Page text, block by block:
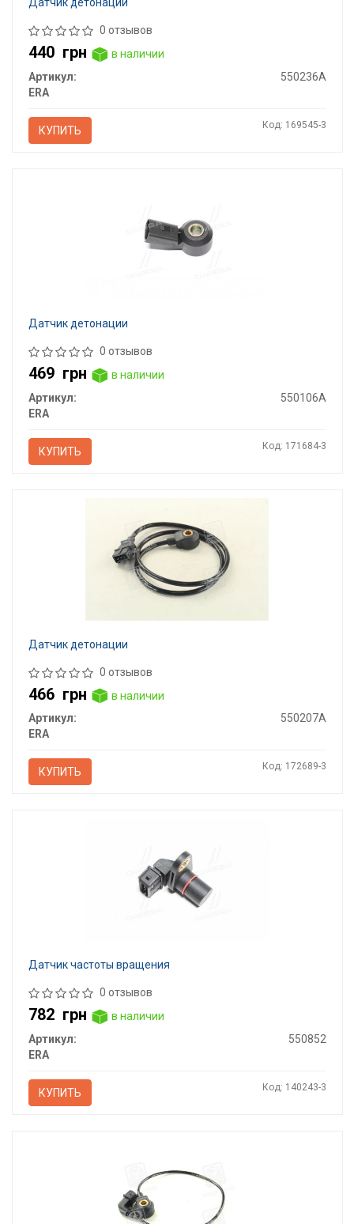
0 отзывов
440 грн
в наличии
Артикул:
550236A
ERA
КУПИТЬ Код: 169545-3
Датчик детонации
0 отзывов
469 грн
в наличии
Артикул:
550106A
ERA
КУПИТЬ Код: 171684-3
Датчик детонации
0 отзывов
466 грн
в наличии
Артикул:
550207A
ERA
КУПИТЬ Код: 172689-3
Датчик частоты вращения
0 отзывов
782 грн
в наличии
Артикул:
550852
ERA
КУПИТЬ Код: 140243-3